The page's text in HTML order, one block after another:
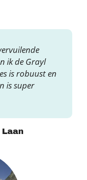
ik de Grayl
is robuust en
is super